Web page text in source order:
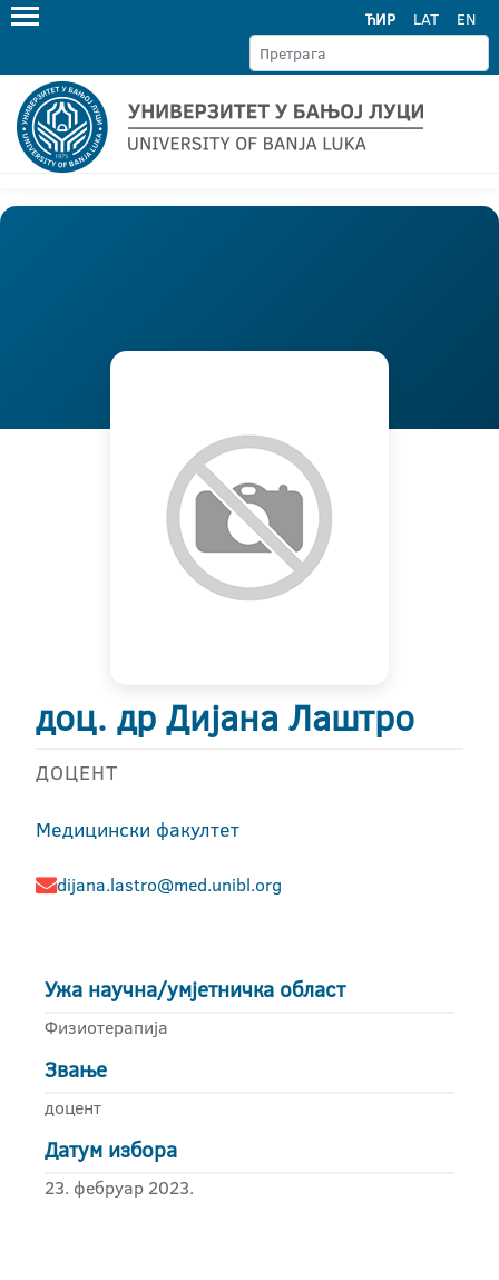
ЋИР LAT EN
доц. др Дијана Лаштро
ДОЦЕНТ
Медицински факултет
dijana.lastro@med.unibl.org
Ужа научна/умјетничка област
Физиотерапија
Звање
доцент
Датум избора
23. фебруар 2023.